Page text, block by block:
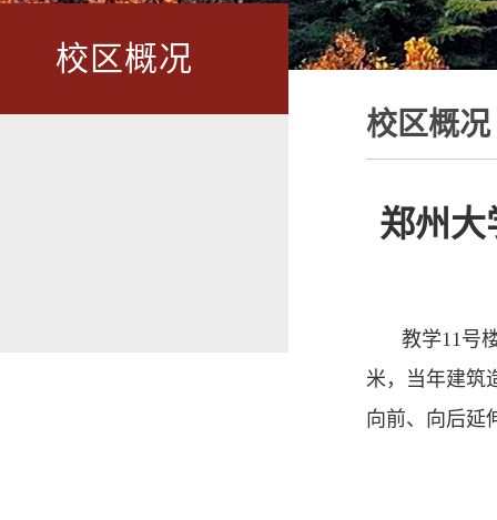
校区概况
校区概况
郑州大
教学11号
米，当年建筑
向前、向后延